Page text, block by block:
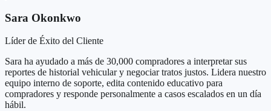
Sara Okonkwo
Líder de Éxito del Cliente
Sara ha ayudado a más de 30,000 compradores a interpretar sus
reportes de historial vehicular y negociar tratos justos. Lidera nuestro
equipo interno de soporte, edita contenido educativo para
compradores y responde personalmente a casos escalados en un día
hábil.